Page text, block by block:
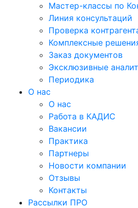
Мастер-классы по
Линия консультаций
Проверка
Комплексные
Заказ документов
Эксклюзивные
Периодика
О нас
О нас
Работа в КАДИС
Вакансии
Практика
Партнеры
Новости компании
Отзывы
Контакты
Рассылки ПРО